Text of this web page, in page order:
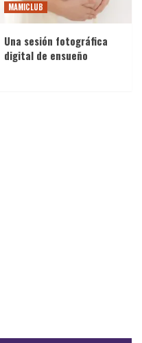
los misterios
MAMICLUB
Una sesión fotográfica
digital de ensueño